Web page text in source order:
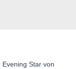
Star von